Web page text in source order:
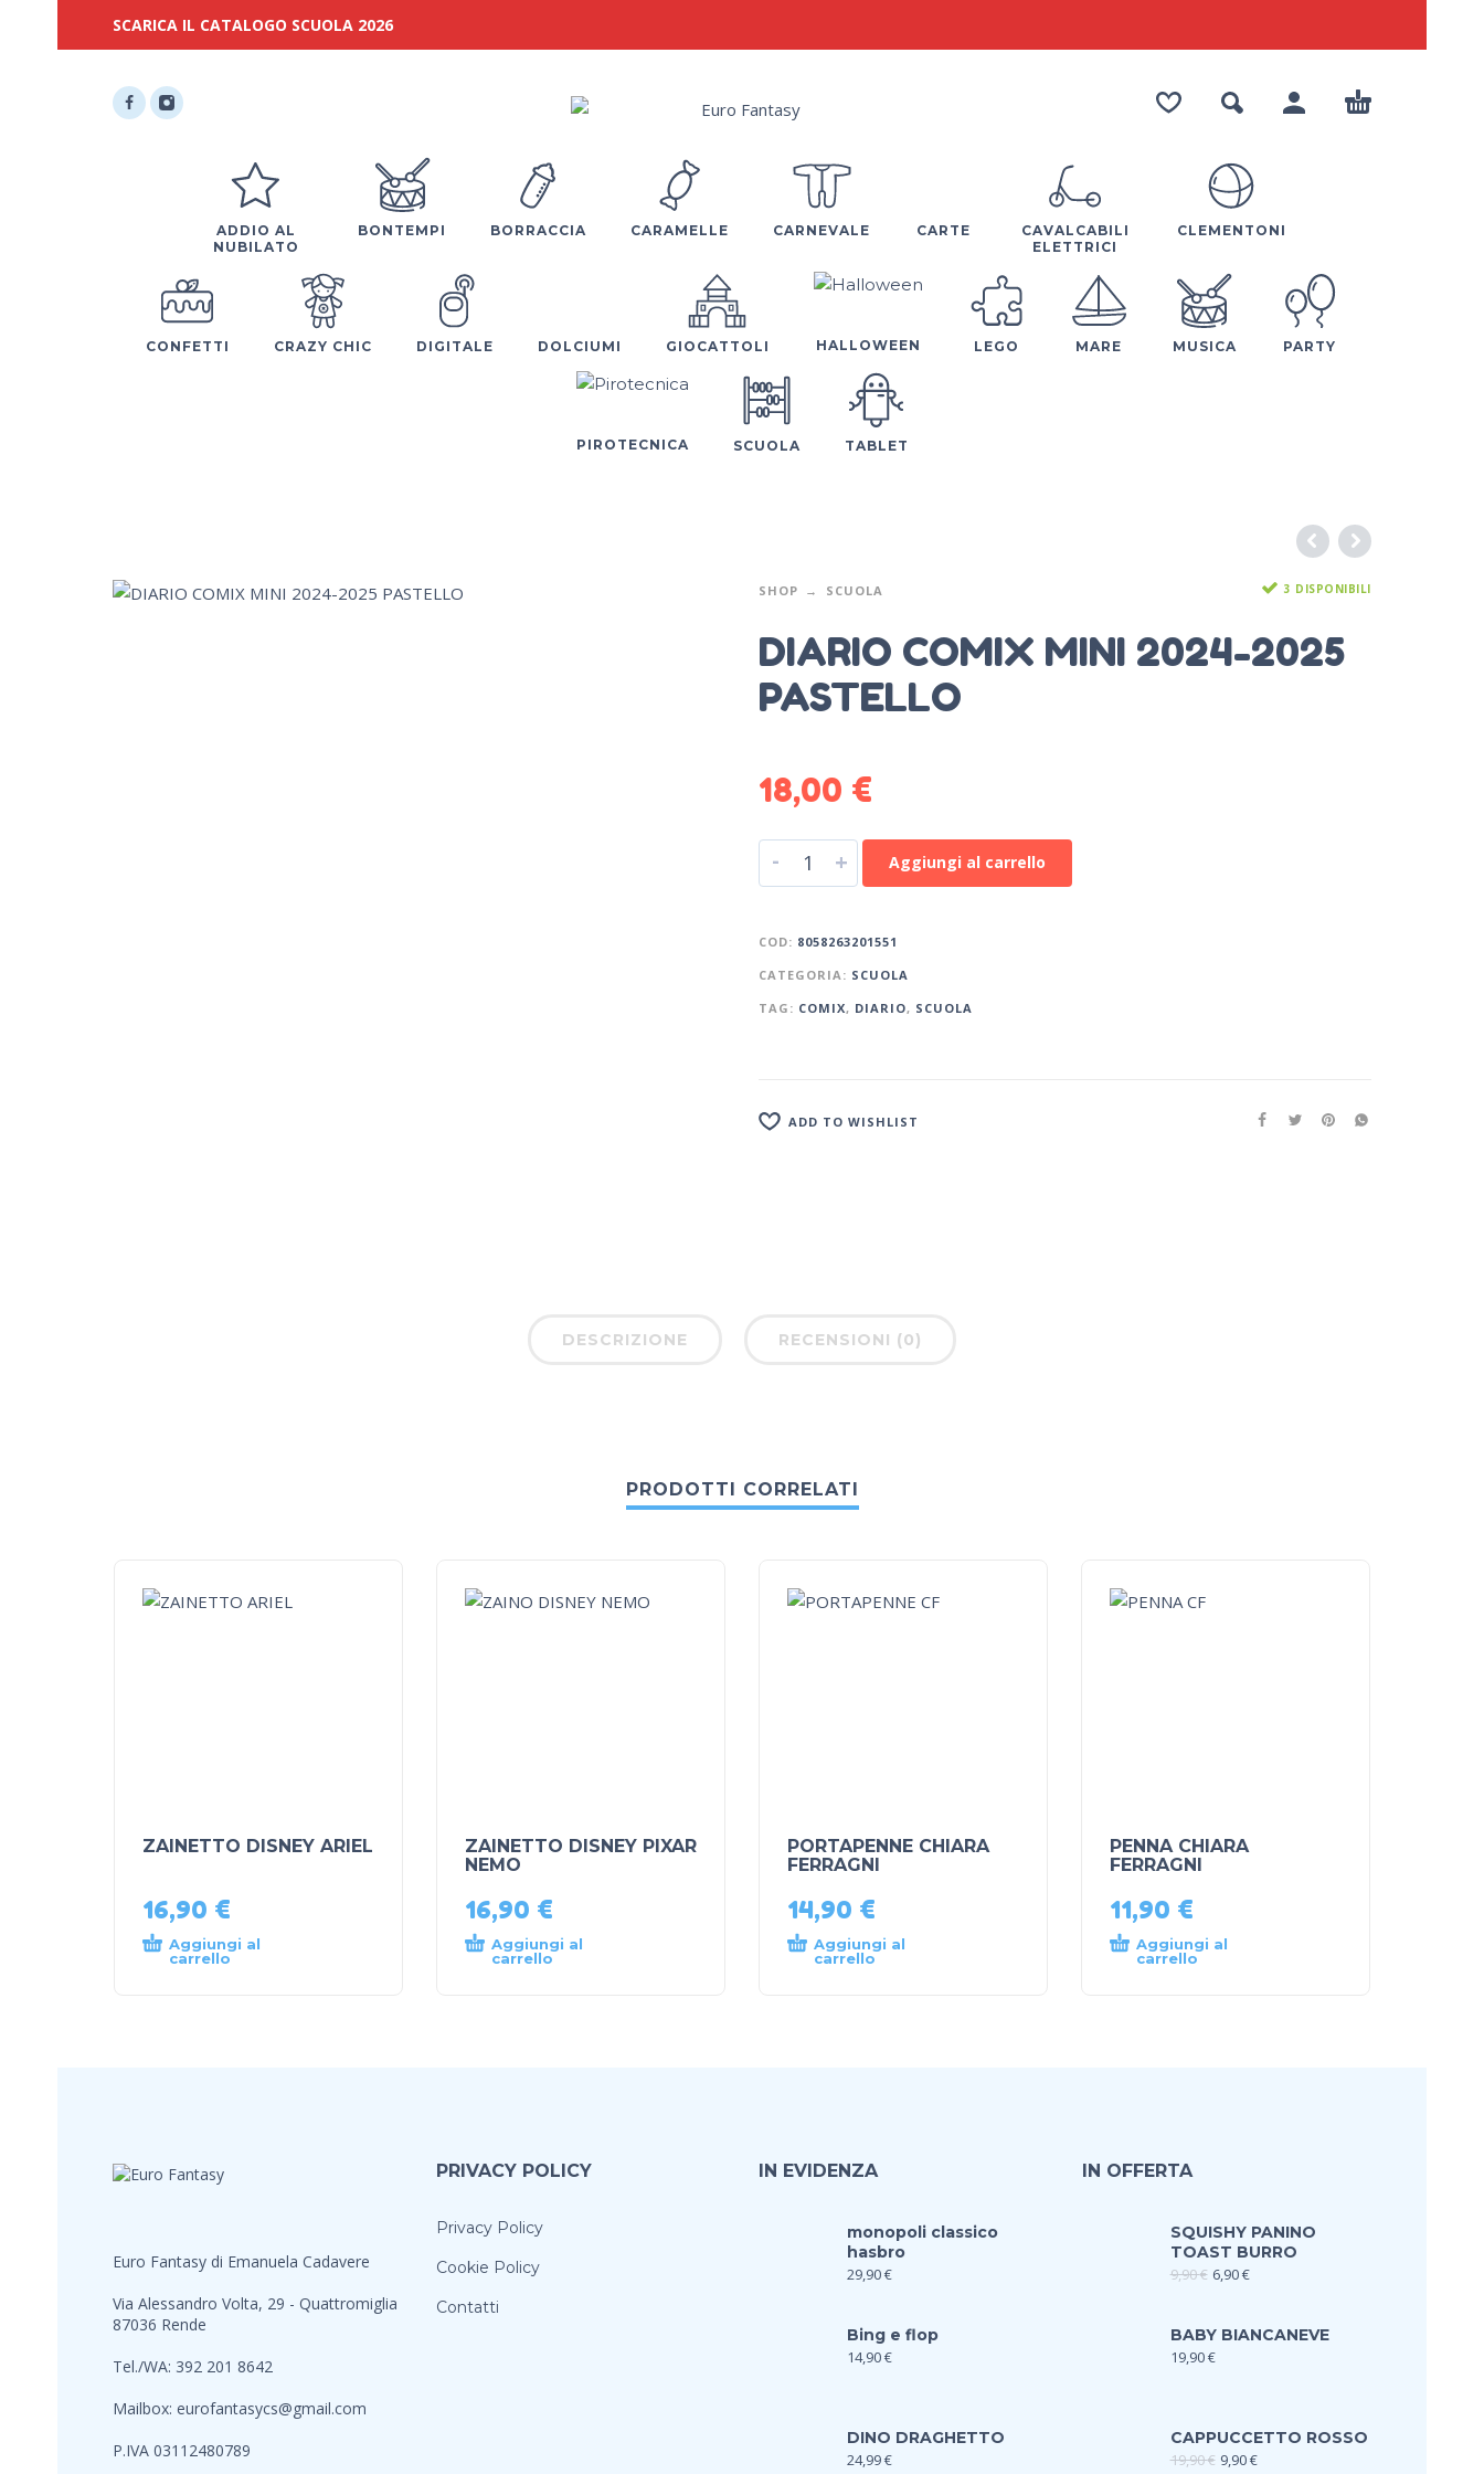
SCARICA IL CATALOGO SCUOLA 2026
ADDIO AL
NUBILATO
BONTEMPI BORRACCIA CARAMELLE CARNEVALE CARTE
CAVALCABILI
ELETTRICI
CLEMENTONI
CONFETTI CRAZY CHIC DIGITALE DOLCIUMI GIOCATTOLI HALLOWEEN LEGO MARE MUSICA PARTY
PIROTECNICA SCUOLA TABLET
SHOP SCUOLA 3 DISPONIBILI
DIARIO COMIX MINI 2024-2025
PASTELLO
18,00 €
- + Aggiungi al carrello
COD: 8058263201551
CATEGORIA: SCUOLA
TAG: COMIX, DIARIO, SCUOLA
ADD TO WISHLIST
DESCRIZIONE RECENSIONI (0)
PRODOTTI CORRELATI
ZAINETTO DISNEY ARIEL
16,90 €
Aggiungi al
carrello
ZAINETTO DISNEY PIXAR
NEMO
16,90 €
Aggiungi al
carrello
PORTAPENNE CHIARA
FERRAGNI
14,90 €
Aggiungi al
carrello
PENNA CHIARA
FERRAGNI
11,90 €
Aggiungi al
carrello
Euro Fantasy di Emanuela Cadavere
Via Alessandro Volta, 29 - Quattromiglia
87036 Rende
Tel./WA: 392 201 8642
Mailbox: eurofantasycs@gmail.com
P.IVA 03112480789
PRIVACY POLICY
Privacy Policy
Cookie Policy
Contatti
IN EVIDENZA
monopoli classico
hasbro
29,90€
Bing e flop
14,90€
DINO DRAGHETTO
24,99€
IN OFFERTA
SQUISHY PANINO
TOAST BURRO
9,90€ 6,90€
BABY BIANCANEVE
19,90€
CAPPUCCETTO ROSSO
19,90€ 9,90€